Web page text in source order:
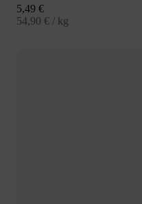
Angebot
5,49 €
54,90 € / kg